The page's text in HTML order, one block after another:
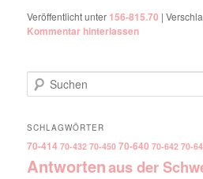
Veröffentlicht unter 156-815.70 |
Kommentar hinterlassen
Suchen
SCHLAGWÖRTER
70-414 70-432 70-450 70-640 70-642 70-
Antwortenaus der